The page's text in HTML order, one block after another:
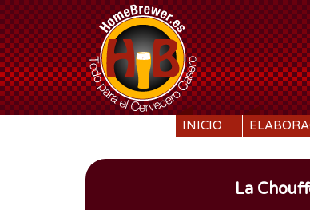
SKIP TO CONTENT
INICIO
La